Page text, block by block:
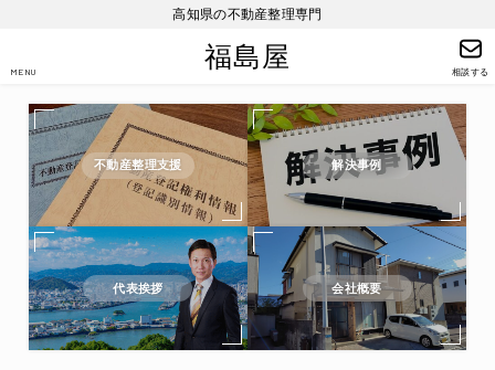
高知県の不動産整理専門
福島屋 相談する
MENU
不動産整理支援 解決事例
代表挨拶 会社概要